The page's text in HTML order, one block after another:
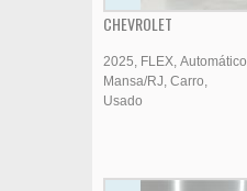
CHEVROLET
2025 FLEX Automático
Mansa/RJ Carro
Usado